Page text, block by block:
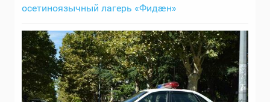
осетиноязычный лагерь «Фидӕн»